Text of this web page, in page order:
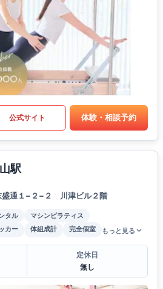
公式サイト 体験・相談予約
駅
盛通１−２−２ 川津ビル２階
タル
マシンピラティス
カー 体組成計 完全個室 もっと見る
定休日
無し